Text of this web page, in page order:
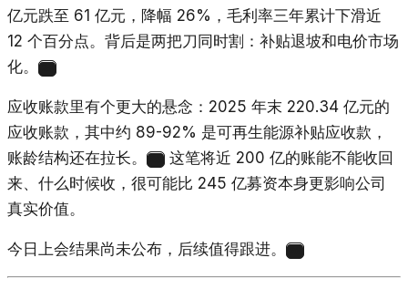
亿元跌至 61 亿元，降幅 26%，毛利率三年累计下滑近
12 个百分点。背后是两把刀同时割：补贴退坡和电价市场
化。
应收账款里有个更大的悬念：2025 年末 220.34 亿元的
应收账款，其中约 89-92% 是可再生能源补贴应收款，
账龄结构还在拉长。
这笔将近 200 亿的账能不能收回
来、什么时候收，很可能比 245 亿募资本身更影响公司
真实价值。
今日上会结果尚未公布，后续值得跟进。